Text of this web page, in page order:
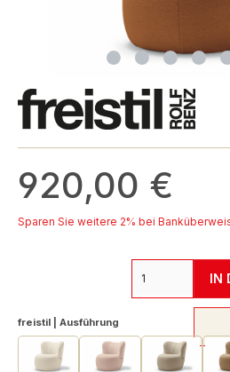
920,00 €
Sparen Sie weitere 2% bei
IN
freistil | Ausführung
freistil 173 Sessel Teddy Edition
freistil 173 Sesselfreistil 173